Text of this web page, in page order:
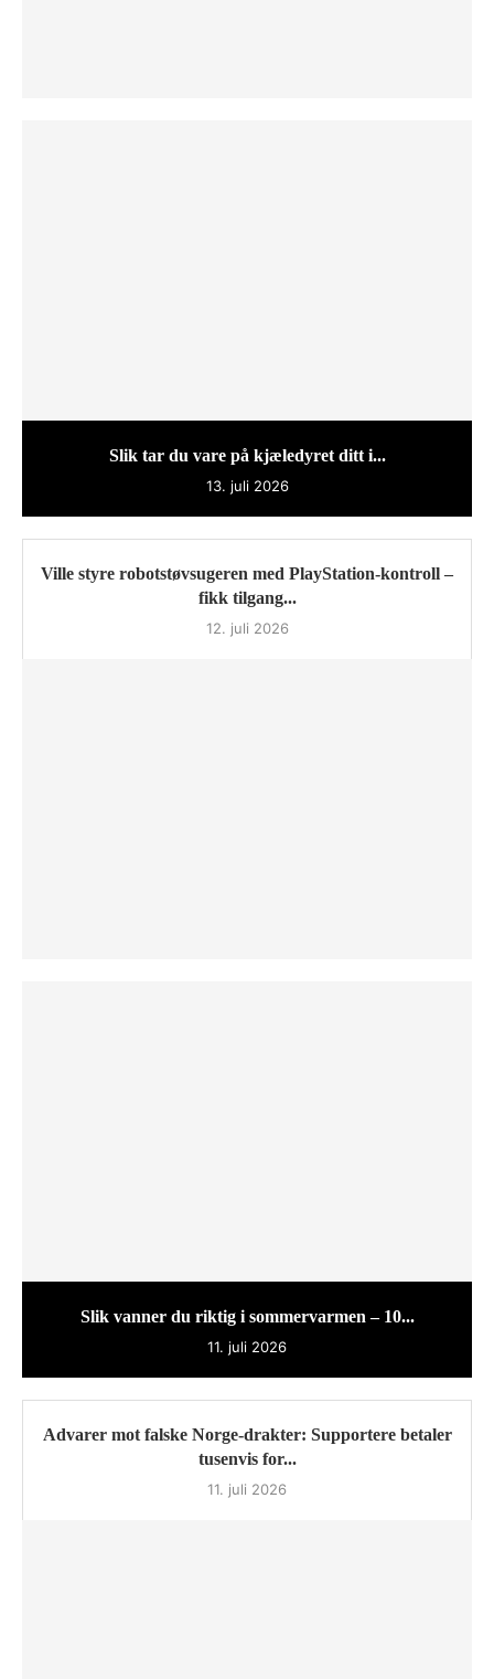
Slik tar du vare på kjæledyret ditt i...
13. juli 2026
Ville styre robotstøvsugeren med PlayStation-kontroll –
fikk tilgang...
12. juli 2026
Slik vanner du riktig i sommervarmen – 10...
11. juli 2026
Advarer mot falske Norge-drakter: Supportere betaler
tusenvis for...
11. juli 2026